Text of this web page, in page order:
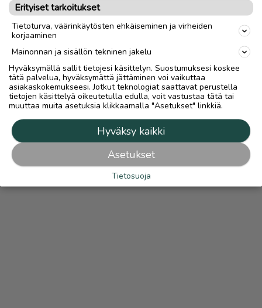
Toimitus
Toimitus lähialueelle
Lähetys
Nouto
link
Ilmoittaja:markus ojatalo
Katso ilmoittajan kaikki ilmoitukset(228)
OTA YHTEYTTÄ ILMOITTAJAAN
Erityiset tarkoitukset
Tietoturva, väärinkäytösten ehkäiseminen ja virheiden
korjaaminen
Mainonnan ja sisällön tekninen jakelu
Hyväksymällä sallit tietojesi käsittelyn. Suostumuksesi koskee
tätä palvelua, hyväksymättä jättäminen voi vaikuttaa
asiakaskokemukseesi. Jotkut teknologiat saattavat perustella
tietojen käsittelyä oikeutetulla edulla, voit vastustaa tätä tai
muuttaa muita asetuksia klikkaamalla "Asetukset" linkkiä.
Hyväksy kaikki
Asetukset
Tietosuoja